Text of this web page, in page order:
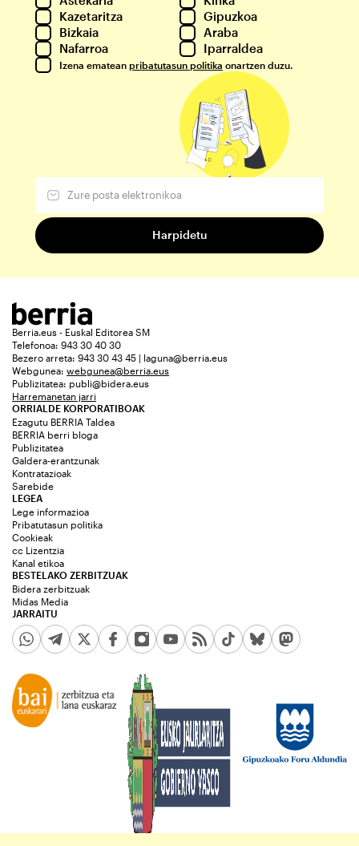
Kazetaritza
Gipuzkoa
Bizkaia
Araba
Nafarroa
Iparraldea
Izena ematean pribatutasun politika onartzen duzu.
Berria.eus - Euskal Editorea SM
Telefonoa: 943 30 40 30
Bezero arreta: 943 30 43 45 | laguna@berria.eus
Webgunea: webgunea@berria.eus
Publizitatea: publi@bidera.eus
Harremanetan jarri
ORRIALDE KORPORATIBOAK
Ezagutu BERRIA Taldea
BERRIA berri bloga
Publizitatea
Galdera-erantzunak
Kontratazioak
Sarebide
JARRAITU
LEGEA
Lege informazioa
Pribatutasun politika
Cookieak
cc Lizentzia
Kanal etikoa
BESTELAKO ZERBITZUAK
Bidera zerbitzuak
Midas Media